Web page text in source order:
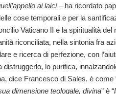
ai laici– ha ricordato
cose temporali e per la
Vaticano II e la spiritualità
riconciliata, nella sintonia fra
e ricerca di perfezione, con
distruggerlo, lo purifica,
dice Francesco di Sales, è come
dimensione teologale, divina” è “